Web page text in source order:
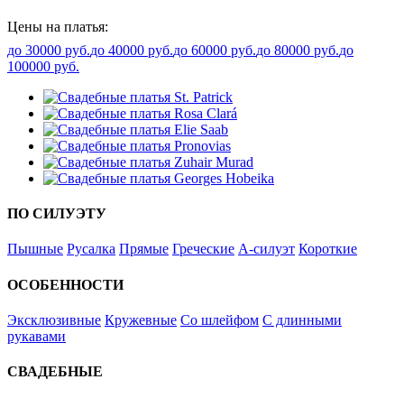
Цены на платья:
до 30000 руб.до 40000 руб.до 60000 руб.до 80000 руб.до
100000 руб.
ПО СИЛУЭТУ
Пышные Русалка Прямые Греческие А-силуэт Короткие
ОСОБЕННОСТИ
Эксклюзивные Кружевные Со шлейфом С длинными
рукавами
СВАДЕБНЫЕ